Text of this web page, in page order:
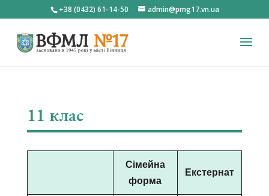
+38 (0432) 61-14-50 admin@pmg17.vn.ua
11 клас
Сімейна
форма
Екстернат